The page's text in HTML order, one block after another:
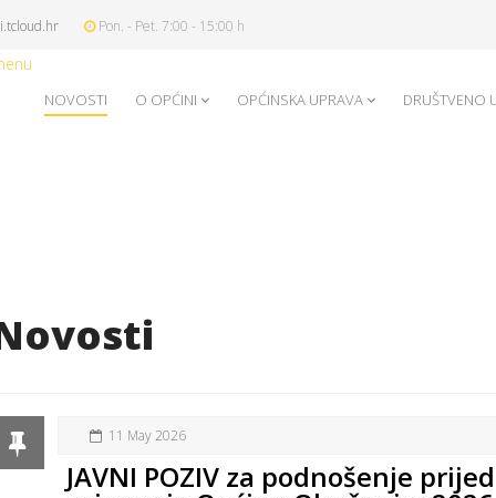
Pon. - Pet. 7:00 - 15:00 h
NOVOSTI O OPĆINI OPĆINSKA UPRAVA DRUŠTVENO
11 May 2026
JAVNI POZIV za podnošenje